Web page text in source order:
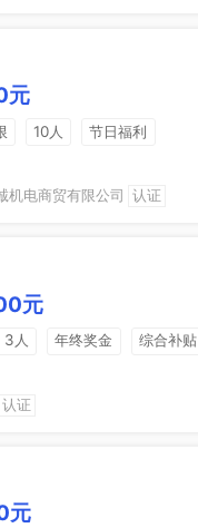
元
10人
节日福利
机电商贸有限公司 认证
元
3人 年终奖金
综合补贴
认证
元